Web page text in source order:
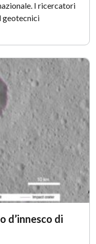
I ricercatori
geotecnici
d’innesco di